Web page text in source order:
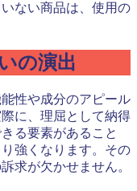
ない商品は、使用の
の演出
性や成分のアピール
に、理屈として納得
る要素があること
強くなります。その
求が欠かせません。